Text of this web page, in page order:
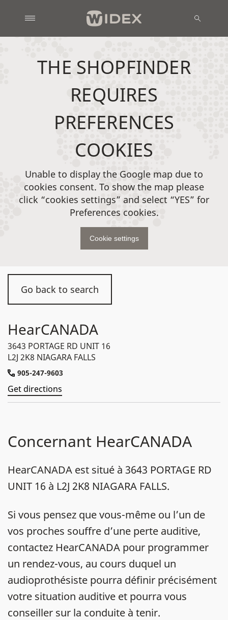
Go back to search
HearCANADA
3643 PORTAGE RD UNIT 16
L2J 2K8 NIAGARA FALLS
905-247-9603
Get directions
Concernant HearCANADA
HearCANADA est situé à 3643 PORTAGE RD
UNIT 16 à L2J 2K8 NIAGARA FALLS.
Si vous pensez que vous-même ou l’un de
vos proches souffre d’une perte auditive,
contactez HearCANADA pour programmer
un rendez-vous, au cours duquel un
audioprothésiste pourra définir précisément
votre situation auditive et pourra vous
conseiller sur la conduite à tenir.
THE SHOPFINDER
REQUIRES
PREFERENCES
COOKIES
Unable to display the Google map due to
cookies consent. To show the map please
click “cookies settings” and select “YES” for
Preferences cookies.
Cookie settings